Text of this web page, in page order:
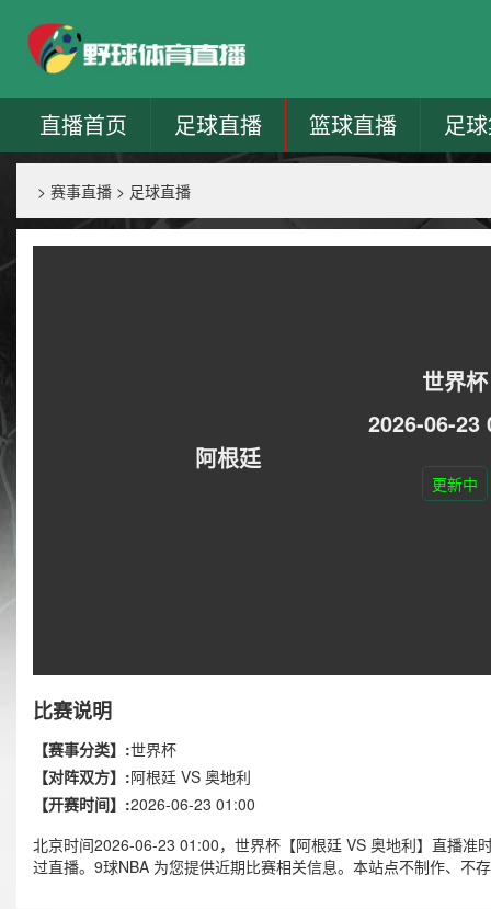
直播首页 足球直播 篮球直播 足
> 赛事直播 > 足球直播
阿根廷
世界杯
2026-06-23
更新中
比赛说明
【赛事分类】:世界杯
【对阵双方】:阿根廷 VS 奥地利
【开赛时间】:2026-06-23 01:00
北京时间2026-06-23 01:00，世界杯【阿根廷 VS 奥地利】直播准
过直播。9球NBA 为您提供近期比赛相关信息。本站点不制作、不